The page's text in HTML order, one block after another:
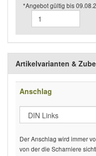
*Angebot gültig bis
Artikelvarianten &
Anschlag
Der Anschlag wird immer
von der die Scharniere